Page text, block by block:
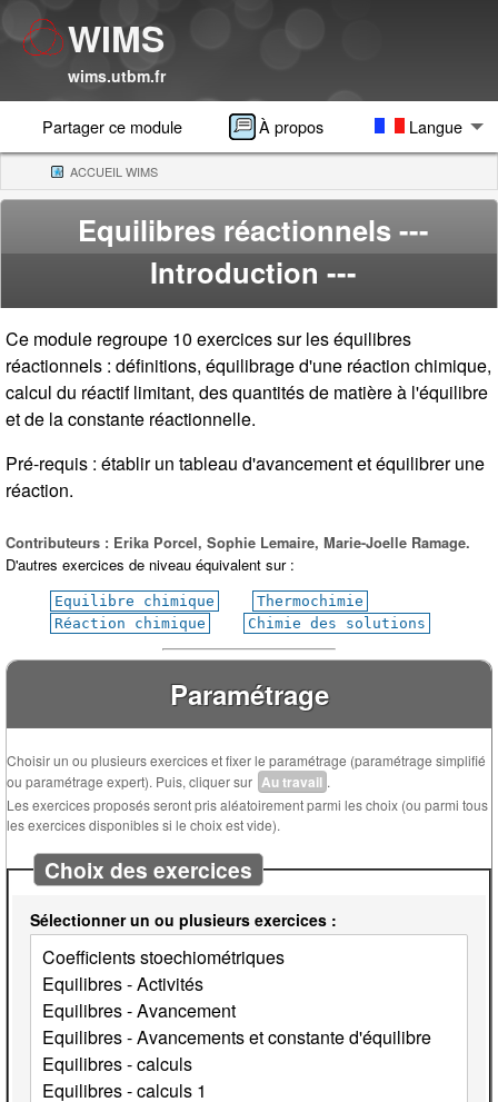
WIMS
wims.utbm.fr
Partager ce module À propos Langue
ACCUEIL WIMS(CURRENT)
Equilibres réactionnels---
Introduction ---
Ce module regroupe 10 exercices sur les équilibres
réactionnels : définitions, équilibrage d'une réaction chimique,
calcul du réactif limitant, des quantités de matière à l'équilibre
et de la constante réactionnelle.
Pré-requis : établir un tableau d'avancement et équilibrer une
réaction.
Contributeurs : Erika Porcel, Sophie Lemaire, Marie-Joelle Ramage.
D'autres exercices de niveau équivalent sur :
Equilibre chimique
Thermochimie
Réaction chimique
Chimie des solutions
Paramétrage
Choisir un ou plusieurs exercices et fixer le paramétrage (paramétrage simplifié
ou paramétrage expert). Puis, cliquer sur Au travail .
Les exercices proposés seront pris aléatoirement parmi les choix (ou parmi tous
les exercices disponibles si le choix est vide).
Choix des exercices
Sélectionner un ou plusieurs exercices :